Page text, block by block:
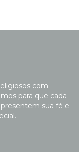
com
para que cada
sua fé e